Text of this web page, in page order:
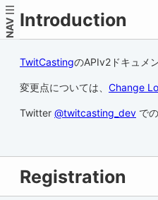
NAV Introduction
TwitCastingのAPIv2ドキュメ
変更点については、 Change
Twitter @twitcasting_dev で
Registration